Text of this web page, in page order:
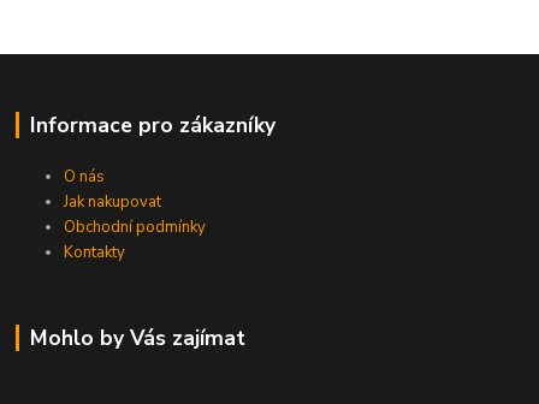
Informace pro zákazníky
O nás
Jak nakupovat
Obchodní podmínky
Kontakty
Mohlo by Vás zajímat